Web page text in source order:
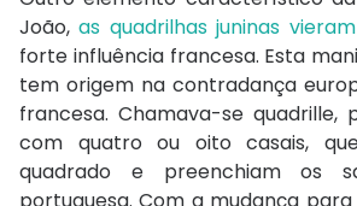
João,as quadrilhas juninas
forte influência francesa. Esta
tem origem na contradança
francesa. Chamava-se quadrille,
com quatro ou oito casais,
quadrado e preenchiam os